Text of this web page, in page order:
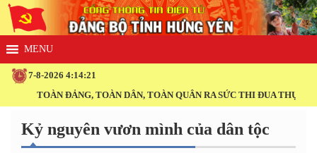
7-8-2026 4:14:21
ĐẢNG, TOÀN DÂN, TOÀN QUÂN RA SỨC THI ĐUA THỰC HIỆN
Kỷ nguyên vươn mình của dân tộc